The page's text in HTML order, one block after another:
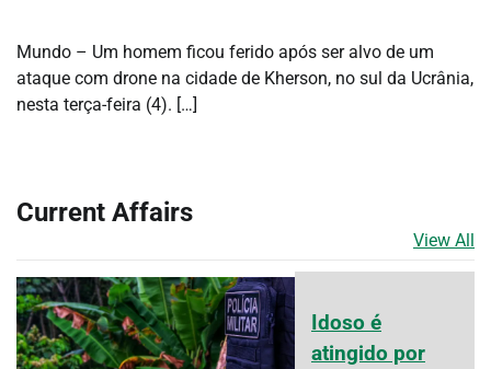
Mundo – Um homem ficou ferido após ser alvo de um
ataque com drone na cidade de Kherson, no sul da Ucrânia,
nesta terça-feira (4). […]
Current Affairs
View All
Idoso é
atingido por